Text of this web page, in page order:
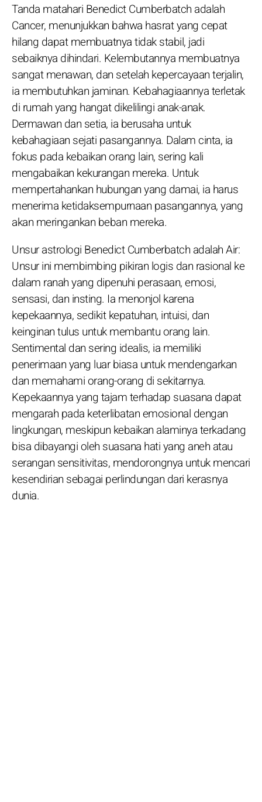
Tanda matahari Benedict Cumberbatch adalah
Cancer, menunjukkan bahwa hasrat yang cepat
hilang dapat membuatnya tidak stabil, jadi
sebaiknya dihindari. Kelembutannya membuatnya
sangat menawan, dan setelah kepercayaan terjalin,
ia membutuhkan jaminan. Kebahagiaannya terletak
di rumah yang hangat dikelilingi anak-anak.
Dermawan dan setia, ia berusaha untuk
kebahagiaan sejati pasangannya. Dalam cinta, ia
fokus pada kebaikan orang lain, sering kali
mengabaikan kekurangan mereka. Untuk
mempertahankan hubungan yang damai, ia harus
menerima ketidaksempurnaan pasangannya, yang
akan meringankan beban mereka.
Unsur astrologi Benedict Cumberbatch adalah Air:
Unsur ini membimbing pikiran logis dan rasional ke
dalam ranah yang dipenuhi perasaan, emosi,
sensasi, dan insting. Ia menonjol karena
kepekaannya, sedikit kepatuhan, intuisi, dan
keinginan tulus untuk membantu orang lain.
Sentimental dan sering idealis, ia memiliki
penerimaan yang luar biasa untuk mendengarkan
dan memahami orang-orang di sekitarnya.
Kepekaannya yang tajam terhadap suasana dapat
mengarah pada keterlibatan emosional dengan
lingkungan, meskipun kebaikan alaminya terkadang
bisa dibayangi oleh suasana hati yang aneh atau
serangan sensitivitas, mendorongnya untuk mencari
kesendirian sebagai perlindungan dari kerasnya
dunia.